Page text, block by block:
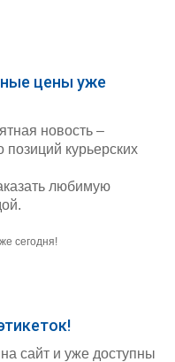
цены уже
новость –
курьерских
любимую
сайт и уже доступны